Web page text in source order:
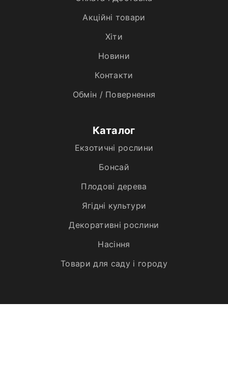
Акційні товари
Хiти
Новини
Контакти
Обмін / Повернення
Каталог
Екзотичні рослини
Бонсай
Плодові дерева
Ягідні культури
Декоративні рослини
Насіння
Товари для саду і городу